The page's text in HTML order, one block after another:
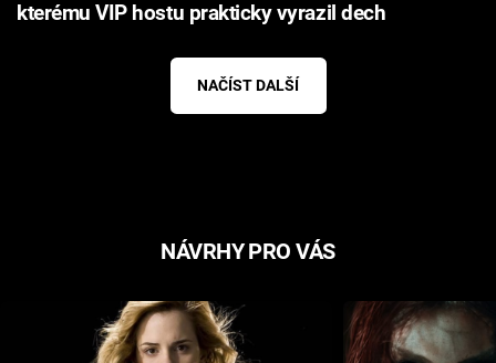
kterému VIP hostu prakticky vyrazil dech
NAČÍST DALŠÍ
NÁVRHY PRO VÁS